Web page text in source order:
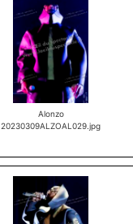
Alonzo
20230309ALZOAL029.jpg